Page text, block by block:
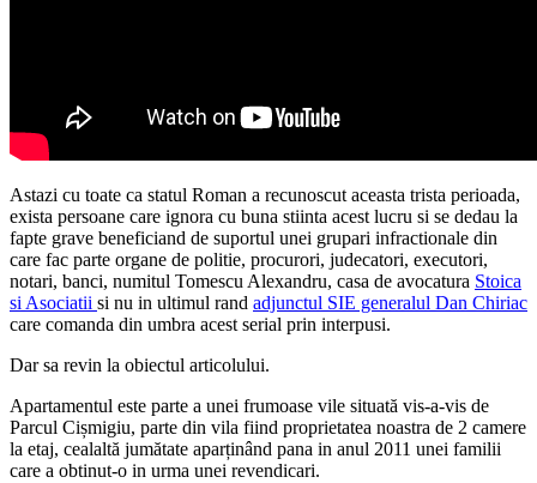
Astazi cu toate ca statul Roman a recunoscut aceasta trista perioada,
exista persoane care ignora cu buna stiinta acest lucru si se dedau la
fapte grave beneficiand de suportul unei grupari infractionale din
care fac parte organe de politie, procurori, judecatori, executori,
notari, banci, numitul Tomescu Alexandru, casa de avocatura Stoica
si Asociatii si nu in ultimul rand adjunctul SIE generalul Dan Chiriac
care comanda din umbra acest serial prin interpusi.
Dar sa revin la obiectul articolului.
Apartamentul este parte a unei frumoase vile situată vis-a-vis de
Parcul Cișmigiu, parte din vila fiind proprietatea noastra de 2 camere
la etaj, cealaltă jumătate aparținând pana in anul 2011 unei familii
care a obtinut-o in urma unei revendicari.